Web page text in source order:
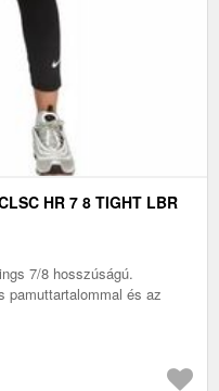
HR 7 8 TIGHT LBR
7/8 hosszúságú.
pamuttartalommal és az